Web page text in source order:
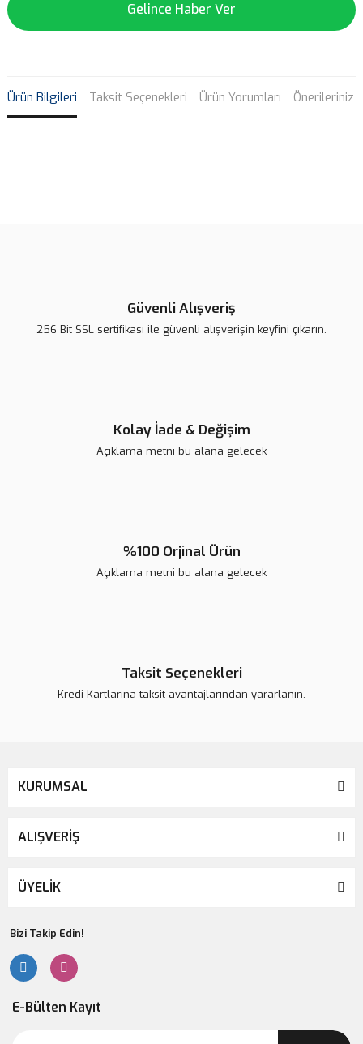
Gelince Haber Ver
Ürün Bilgileri Taksit Seçenekleri Ürün Yorumları Önerileriniz
Güvenli Alışveriş
256 Bit SSL sertifikası ile güvenli alışverişin keyfini çıkarın.
Kolay İade & Değişim
Açıklama metni bu alana gelecek
%100 Orjinal Ürün
Açıklama metni bu alana gelecek
Taksit Seçenekleri
Kredi Kartlarına taksit avantajlarından yararlanın.
KURUMSAL
ALIŞVERİŞ
ÜYELİK
Bizi Takip Edin!
E-Bülten Kayıt